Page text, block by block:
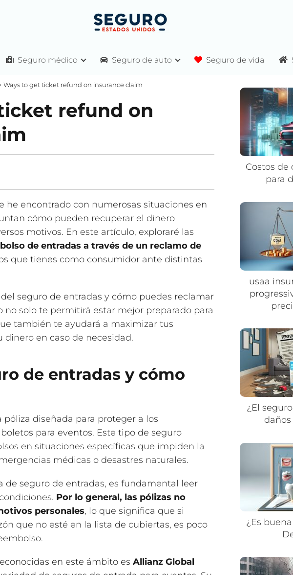
Seguro médico Seguro de auto Seguro de vida
Ways to get ticket refund on insurance claim
refund on
he encontrado con numerosas situaciones en
cómo pueden recuperar el dinero
motivos. En este artículo, exploraré las
de entradas a través de un reclamo de
que tienes como consumidor ante distintas
seguro de entradas y cómo puedes reclamar
no solo te permitirá estar mejor preparado para
también te ayudará a maximizar tus
en caso de necesidad.
de entradas y cómo
póliza diseñada para proteger a los
para eventos. Este tipo de seguro
en situaciones específicas que impiden la
médicas o desastres naturales.
de seguro de entradas, es fundamental leer
Por lo general, las pólizas no
personales, lo que significa que si
que no esté en la lista de cubiertas, es poco
en este ámbito es Allianz Global
Costos de
para
usaa
¿El
¿Es